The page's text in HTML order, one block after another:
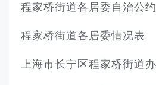
程家桥街道各居委自治公约
程家桥街道各居委情况表